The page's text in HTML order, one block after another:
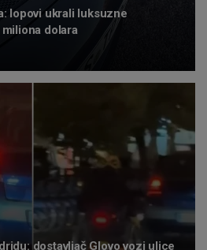
lopovi ukrali luksuzne
dolara
dostavljač Glovo vozi ulice